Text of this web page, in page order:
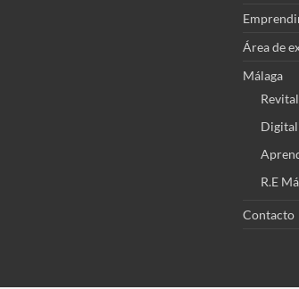
Área de
Málaga
R.E
Contacto